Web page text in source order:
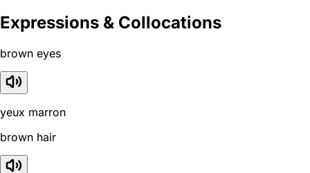
Expressions & Collocations
brown eyes
yeux marron
brown hair